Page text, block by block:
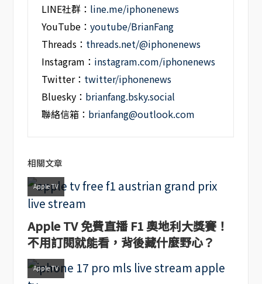
LINE社群： line.me/iphonenews
YouTube：youtube/BrianFang
Threads： threads.net/@iphonenews
Instagram： instagram.com/iphonenews
Twitter： twitter/iphonenews
Bluesky： brianfang.bsky.social
聯絡信箱： brianfang@outlook.com
相關文章
Apple TV
Apple TV 免費直播 F1 奧地利大獎賽！
不用訂閱就能看，背後藏什麼野心？
Apple TV